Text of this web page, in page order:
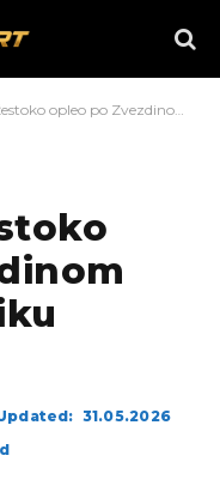
po Zvezdinom igraču i miljeniku Delija?!
31.05.2026